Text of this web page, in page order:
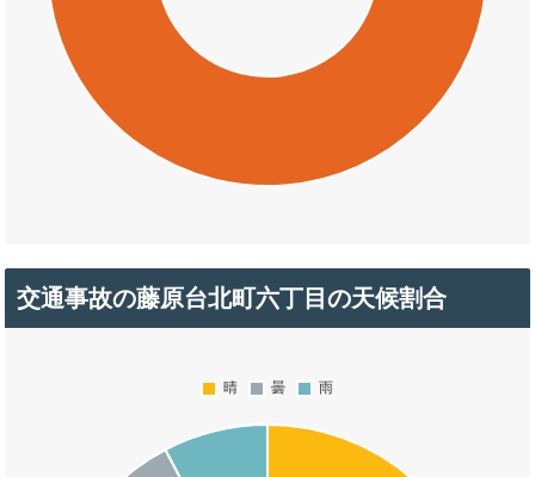
交通事故の藤原台北町六丁目の天候割合